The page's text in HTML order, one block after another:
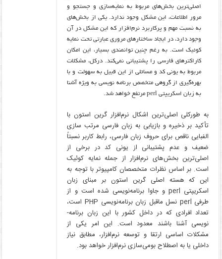
اصلی‌ترین بخش‌های مربوط به نمایه‌سازی و جستجو و
مرور اطلاعات، این مشکل وجود ندارد. یکی از بخش‌های
به نسبت مهم و پرکاربرد نرم‌افزار که این مشکل در آن
وجود دارد، در ایجاد ساختارهای مروری عبارتی تحت نمایه
کوئیک است. به رغم چنین توانمندی بسیار، این امکان
کاراکترهای فارسی را پشتیبانی نمی‌کند. درکل، مشکلات
مربوط به یونی کد و مسائلی از این قبیل به سهولت و با
بهره‌گیری از گروهی متخصص برنامه­ نویسی به ویژه آشنا
به زبان اسکریپتی perl مرتفع خواهد شد.
به­ طورکلی اصلی‌ترین اشکال نرم‌افزار گرین استون با
تأکید بر ذخیره و بازیابی به زبان فارسی مرتب ­سازی
الفبایی ناقص برای حروف زبان فارسی، رابط کاربر نسبتاً
ضعیف و عدم پشتیبانی از یونی ­کد در برخی از
اصلی‌ترین بخش‌های نرم‌افزار از جمله نمایه کوئیک
است. بر اساس نظرات متخصصان کامپیوتر با توجه به
این که هسته اصلی گرین استون بر مبنای زبان
اسکریپتی perl و جاوا برنامه‌نویسی شده است و از
طرفی perl نسل ماقبل زبان برنامه‌نویسی PHP است،
تعداد افرادی که در داخل کشور با این زبان برنامه­
نویسی آشنا باشند معدود است. این امر یکی از
مشکلات اساسی ارتقا و توسعه نرم‌افزار، مطابق نیاز
داخلی یا به اصطلاح بومی‌سازی نرم‌افزار خواهد بود.